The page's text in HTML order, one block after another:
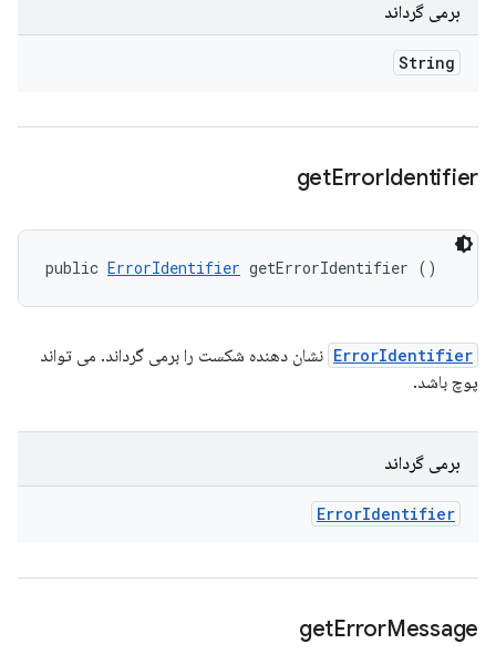
برمی گرداند
String
getErrorIdentifier
public ErrorIdentifier getErrorIdentifier ()
ErrorIdentifier نشان دهنده شکست را برمی گرداند. می تواند
پوچ باشد.
برمی گرداند
ErrorIdentifier
getErrorMessage